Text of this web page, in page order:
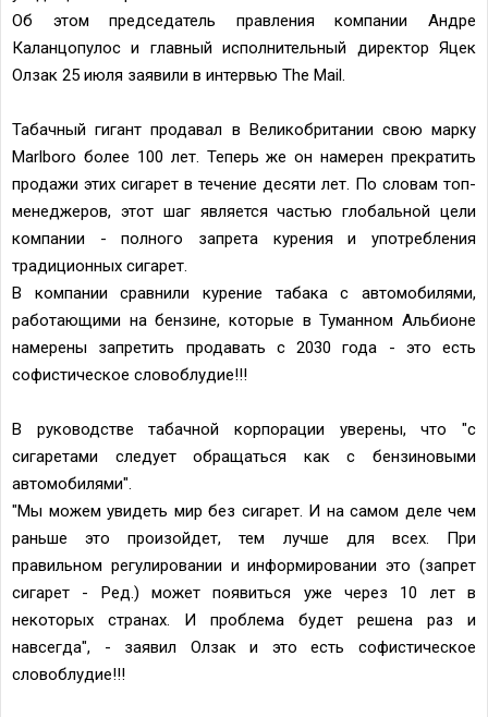
Об этом председатель правления компании Андре
Каланцопулос и главный исполнительный директор Яцек
Олзак 25 июля заявили в интервью The Mail.
Табачный гигант продавал в Великобритании свою марку
Marlboro более 100 лет. Теперь же он намерен прекратить
продажи этих сигарет в течение десяти лет. По словам топ-
менеджеров, этот шаг является частью глобальной цели
компании - полного запрета курения и употребления
традиционных сигарет.
В компании сравнили курение табака с автомобилями,
работающими на бензине, которые в Туманном Альбионе
намерены запретить продавать с 2030 года - это есть
софистическое словоблудие!!!
В руководстве табачной корпорации уверены, что "с
сигаретами следует обращаться как с бензиновыми
автомобилями".
"Мы можем увидеть мир без сигарет. И на самом деле чем
раньше это произойдет, тем лучше для всех. При
правильном регулировании и информировании это (запрет
сигарет - Ред.) может появиться уже через 10 лет в
некоторых странах. И проблема будет решена раз и
навсегда", - заявил Олзак и это есть софистическое
словоблудие!!!